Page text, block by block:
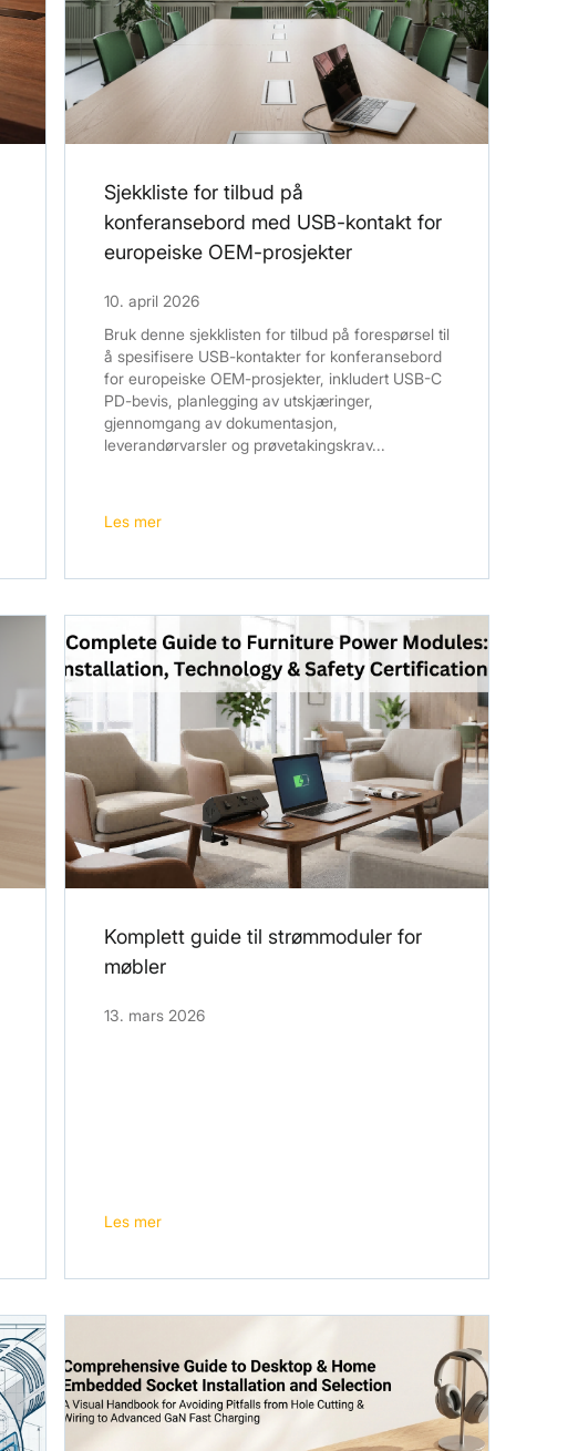
Sjekkliste for tilbud på
konferansebord med USB-kontakt for
europeiske OEM-prosjekter
10. april 2026
Bruk denne sjekklisten for tilbud på forespørsel til
å spesifisere USB-kontakter for konferansebord
for europeiske OEM-prosjekter, inkludert USB-C
PD-bevis, planlegging av utskjæringer,
gjennomgang av dokumentasjon,
leverandørvarsler og prøvetakingskrav...
Les mer
Komplett guide til strømmoduler for
møbler
13. mars 2026
Les mer